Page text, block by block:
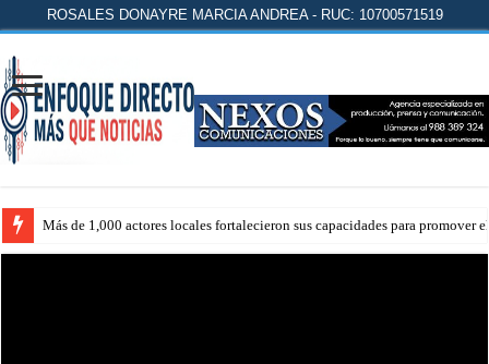
ROSALES DONAYRE MARCIA ANDREA - RUC: 10700571519
Más de 1,000 actores locales fortalecieron sus capacidades para promover